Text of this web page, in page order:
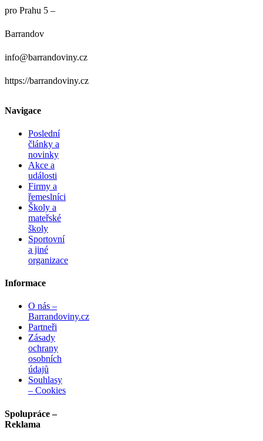
pro Prahu 5 –
Barrandov
info@barrandoviny.cz
https://barrandoviny.cz
Navigace
Poslední
články a
novinky
Akce a
události
Firmy a
řemeslníci
Školy a
mateřské
školy
Sportovní
a jiné
organizace
Informace
O nás –
Barrandoviny.cz
Partneři
Zásady
ochrany
osobních
údajů
Souhlasy
– Cookies
Spolupráce –
Reklama